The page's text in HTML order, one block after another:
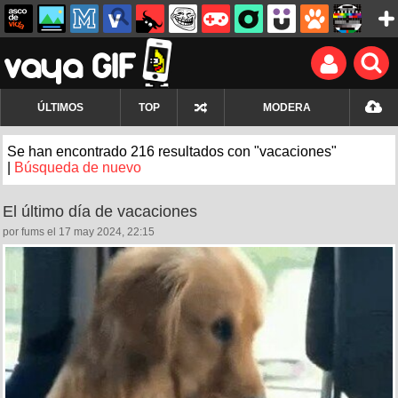
ÚLTIMOS TOP MODERA
Se han encontrado 216 resultados con "vacaciones"
Búsqueda de nuevo
El último día de vacaciones
por fums el 17 may 2024, 22:15